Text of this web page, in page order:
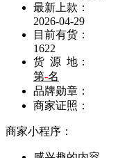
最新上款：
2026-04-29
目前有货：
1622
货 源 地：
第-名
品牌勋章：
商家证照：
商家小程序：